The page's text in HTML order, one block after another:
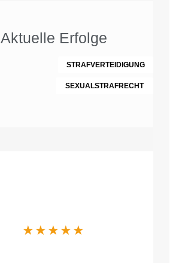
Aktuelle Erfolge
STRAFVERTEIDIGUNG
SEXUALSTRAFRECHT
★★★★★